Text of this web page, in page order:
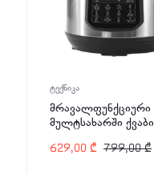
ტექნიკა
მრავალფუნქციური
მულტსახარში ქვაბი
ვტ
799,00₾
629,00 ₾